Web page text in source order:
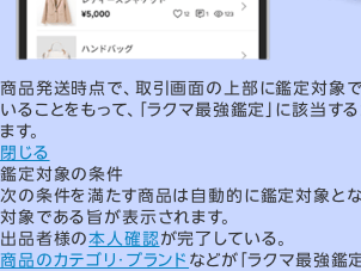
商品発送時点で、取引画面の上部に鑑定対象
いることをもって、「ラクマ最強鑑定」に該当す
ます。
閉じる
鑑定対象の条件
次の条件を満たす商品は自動的に鑑定対象と
対象である旨が表示されます。
出品者様の本人確認 が完了している。
商品のカテゴリ・ブランド などが「ラクマ最強鑑